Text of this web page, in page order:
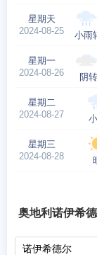
星期天
2024-08-25
小雨
星期一
2024-08-26
阴
星期二
2024-08-27
星期三
2024-08-28
奥地利诺伊希